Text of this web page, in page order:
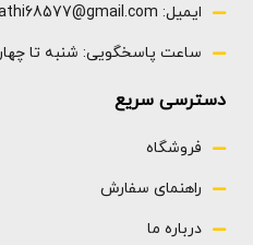
ایمیل: amin.fathi68577@gmail.com
ساعت پاسخگویی: شنبه تا چهارشنبه 8
دسترسی سریع
فروشگاه
راهنمای سفارش
درباره ما